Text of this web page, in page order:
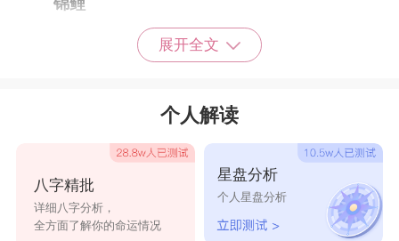
‌锦鲤‌
‌锦鲤‌作为“水中活宝石”，自古以来便是吉祥与
幸福的象征。其色彩斑斓、姿态优雅，不仅具有极
生命力顽强，适应性广，非常适合新手养殖。
‌七彩神仙鱼‌以其独特的色彩和飘逸的鳍条而备
受喜爱。在风水学上，七彩神仙鱼被视为能够增强
气运、提升财运的吉祥物。其鲜艳的色彩和悠然自
展开全文
个人解读
八字精批
详细八字分析，
全方面了解你的命运情况
星盘分析
个人星盘分析